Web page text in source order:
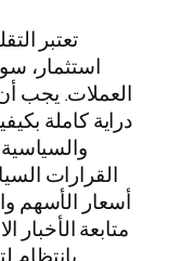
تعتبر
استثمار،
العملات. يجب
دراية كاملة
القرارات
أسعار الأسهم
متابعة الأخبار